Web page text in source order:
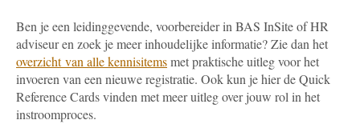
Ben je een leidinggevende, voorbereider in BAS InSite of HR
adviseur en zoek je meer inhoudelijke informatie? Zie dan het
overzicht van alle kennisitemsmet praktische uitleg voor het
invoeren van een nieuwe registratie. Ook kun je hier de Quick
Reference Cards vinden met meer uitleg over jouw rol in het
instroomproces.